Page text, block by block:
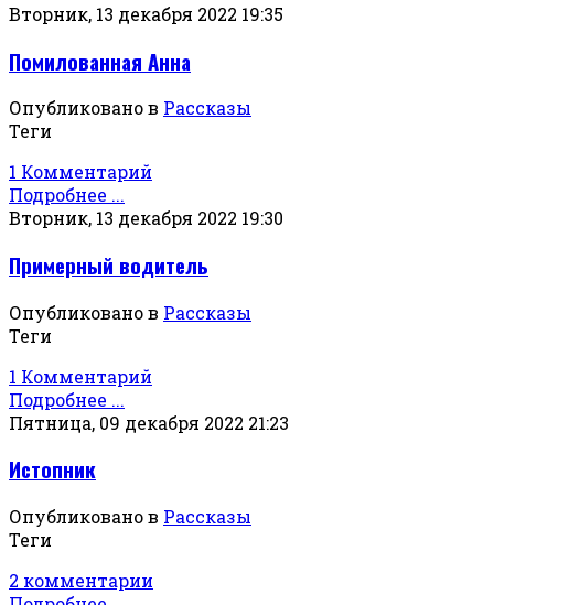
Вторник, 13 декабря 2022 19:35
Помилованная Анна
Опубликовано в Рассказы
Теги
1 Комментарий
Подробнее ...
Вторник, 13 декабря 2022 19:30
Примерный водитель
Опубликовано в Рассказы
Теги
1 Комментарий
Подробнее ...
Пятница, 09 декабря 2022 21:23
Истопник
Опубликовано в Рассказы
Теги
2 комментарии